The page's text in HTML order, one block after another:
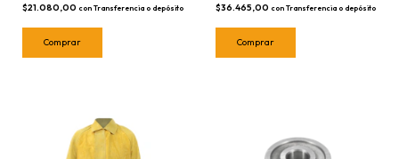
$21.080,00 con Transferencia o depósito $36.465,00 con Transferencia o depósito
Comprar